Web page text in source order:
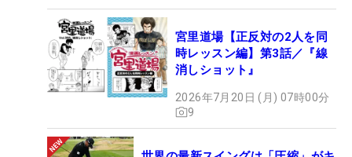
宮里道場【正反対の2人を同
時レッスン編】第3話／『線
消しショット』
2026年7月20日 (月) 07時00分
9